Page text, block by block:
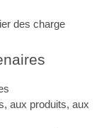
des charge
aux produits, aux